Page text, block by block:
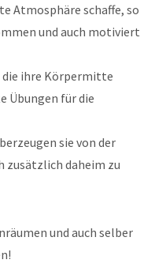
Atmosphäre schaffe, so
und auch motiviert
ihre Körpermitte
Übungen für die
sie von der
zusätzlich daheim zu
und auch selber